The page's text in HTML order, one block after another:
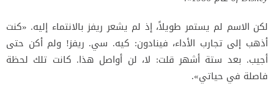
لكن الاسم لم يستمر طويلاً، إذ لم يشعر ريفز بالانتماء إليه. «كنت
أذهب إلى تجارب الأداء، فينادون: كيه. سي. ريفز! ولم أكن حتى
أجيب. بعد ستة أشهر قلت: لا، لن أواصل هذا. كانت تلك لحظة
فاصلة في حياتي».